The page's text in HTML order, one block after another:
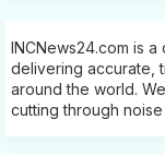
INCNews24.com is
delivering accurate,
around the world.
cutting through